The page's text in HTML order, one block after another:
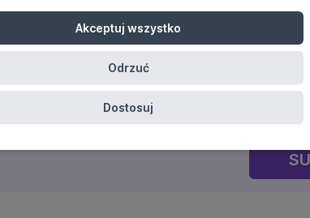
W
W PRAKTYCE
szkolenie online
Akceptuj wszystko
Odrzuć
Dostosuj